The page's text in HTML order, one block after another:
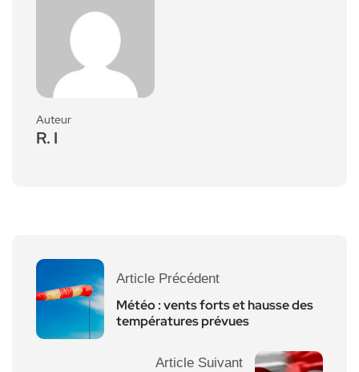
Auteur
R. I
Article Précédent
Météo : vents forts et hausse des
températures prévues
Article Suivant